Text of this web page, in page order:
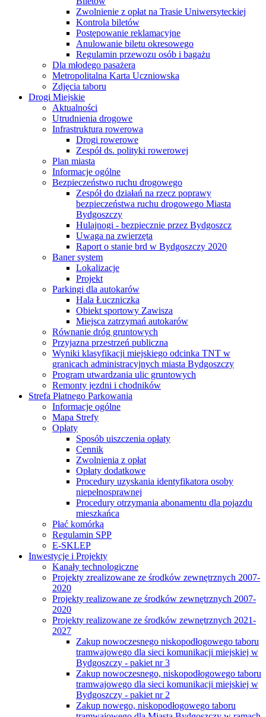
Zwolnienie z opłat na Trasie Uniwersyteckiej
Kontrola biletów
Postępowanie reklamacyjne
Anulowanie biletu okresowego
Regulamin przewozu osób i bagażu
Dla młodego pasażera
Metropolitalna Karta Uczniowska
Zdjęcia taboru
Drogi Miejskie
Aktualności
Utrudnienia drogowe
Infrastruktura rowerowa
Drogi rowerowe
Zespół ds. polityki rowerowej
Plan miasta
Informacje ogólne
Bezpieczeństwo ruchu drogowego
Zespół do działań na rzecz poprawy
bezpieczeństwa ruchu drogowego Miasta
Bydgoszczy
Hulajnogi - bezpiecznie przez Bydgoszcz
Uwaga na zwierzęta
Raport o stanie brd w Bydgoszczy 2020
Baner system
Lokalizacje
Projekt
Parkingi dla autokarów
Hala Łuczniczka
Obiekt sportowy Zawisza
Miejsca zatrzymań autokarów
Równanie dróg gruntowych
Przyjazna przestrzeń publiczna
Wyniki klasyfikacji miejskiego odcinka TNT w
granicach administracyjnych miasta Bydgoszczy
Program utwardzania ulic gruntowych
Remonty jezdni i chodników
Strefa Płatnego Parkowania
Informacje ogólne
Mapa Strefy
Opłaty
Sposób uiszczenia opłaty
Cennik
Zwolnienia z opłat
Opłaty dodatkowe
Procedury uzyskania identyfikatora osoby
niepełnosprawnej
Procedury otrzymania abonamentu dla pojazdu
mieszkańca
Płać komórką
Regulamin SPP
E-SKLEP
Inwestycje i Projekty
Kanały technologiczne
Projekty zrealizowane ze środków zewnętrznych 2007-
2020
Projekty realizowane ze środków zewnętrznych 2007-
2020
Projekty realizowane ze środków zewnętrznych 2021-
2027
Zakup nowoczesnego niskopodłogowego taboru
tramwajowego dla sieci komunikacji miejskiej w
Bydgoszczy - pakiet nr 3
Zakup nowoczesnego, niskopodłogowego taboru
tramwajowego dla sieci komunikacji miejskiej w
Bydgoszczy - pakiet nr 2
Zakup nowego, niskopodłogowego taboru